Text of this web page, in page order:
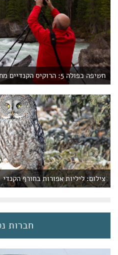
חשיפה כפולה 5: הרוקיס הקנדיים מחוץ לעונה
צילום: ליליות אפורות בחורף הקנדי
חברות